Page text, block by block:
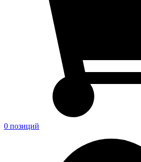
0 позиций